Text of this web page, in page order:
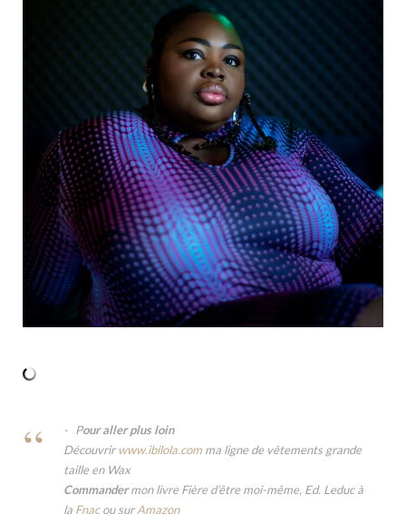
Pour aller plus loin
Découvrirwww.ibilola.com ma ligne de vêtements grande
taille en Wax
Commandermon livre Fière d’être moi-même, Ed. Leduc à
la Fnacou surAmazon